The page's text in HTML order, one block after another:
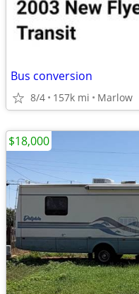
Bus conversion
8/4 157k mi Marlow
$18,000